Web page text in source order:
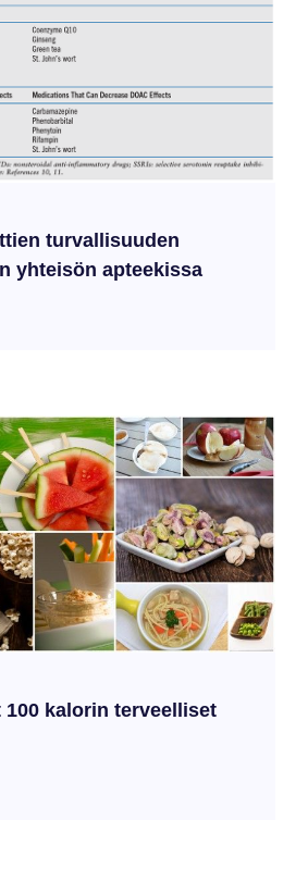
turvallisuuden
yhteisön apteekissa
100 kalorin terveelliset